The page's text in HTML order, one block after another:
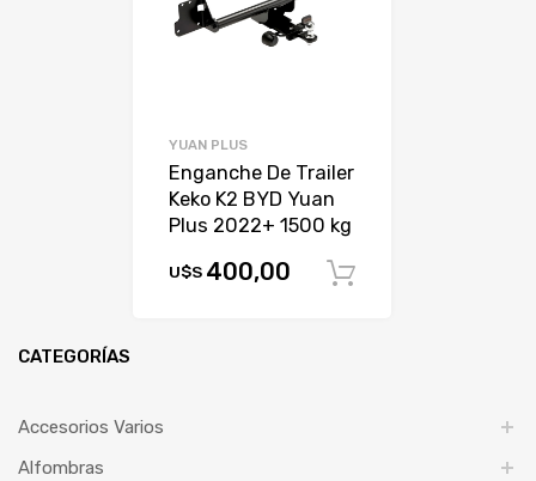
YUAN PLUS
Enganche De Trailer
Keko K2 BYD Yuan
Plus 2022+ 1500 kg
U$S 400,00
CATEGORÍAS
Accesorios Varios
Alfombras